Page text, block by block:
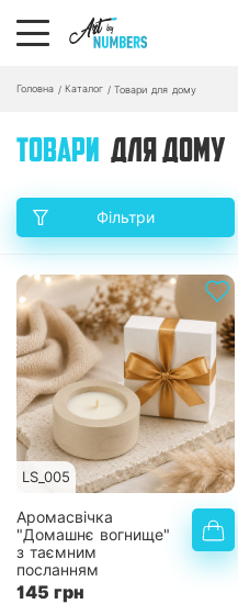
Головна / Каталог / Товари для дому
ТОВАРИ ДЛЯ ДОМУ
Фільтри
LS_005
Аромасвічка
"Домашнє вогнище"
з таємним
посланням
145 грн